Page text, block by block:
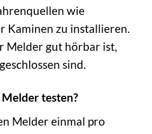
wie
Kaminen zu installieren.
Melder gut hörbar ist,
sind.
testen?
Melder einmal pro